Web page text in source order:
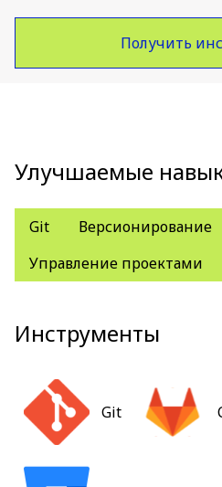
Получить
Улучшаемые
Git Версионирование
Управление проектами
Инструменты
Git